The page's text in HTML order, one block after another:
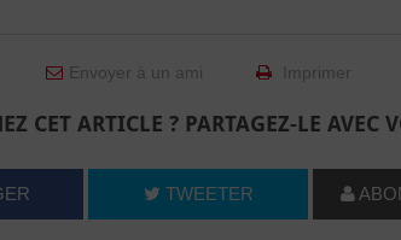
Envoyer à un ami Imprimer
CET ARTICLE ? PARTAGEZ-LE AVEC
TWEETER